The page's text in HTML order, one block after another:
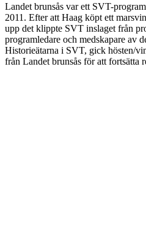
Landet brunsås var ett SVT-
2011. Efter att Haag köpt ett
upp det klippte SVT inslaget från
programledare och medskapare av
Historieätarna i SVT, gick hösten/
från Landet brunsås för att fortsätta